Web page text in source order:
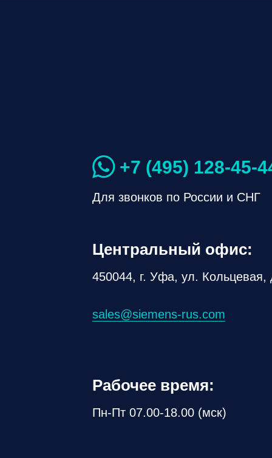
Для звонков по России и СНГ
+7 (495) 128-45-
450044, г. Уфа, ул. Кольцевая,
sales@siemens-rus.com
Центральный офис:
Пн-Пт 07.00-18.00 (мск)
Рабочее время: